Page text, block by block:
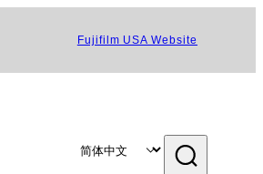
Fujifilm USA Website